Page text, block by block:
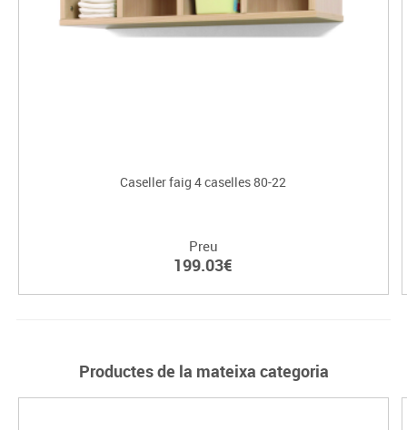
Caseller faig 4 caselles 80-22
Preu
199.03€
Productes de la mateixa categoria